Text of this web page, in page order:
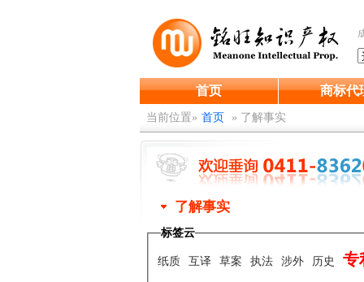
首页 商标代
当前位置» 首页 » 了解事实
了解事实
标签云
纸质 互译 草案 执法 涉外 历史